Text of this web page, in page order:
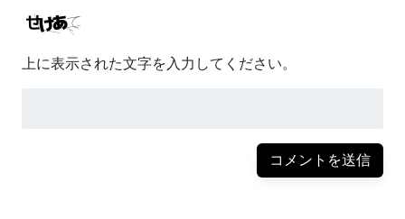
上に表示された文字を入力してください。